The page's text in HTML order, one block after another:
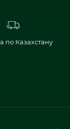
по Казахстану